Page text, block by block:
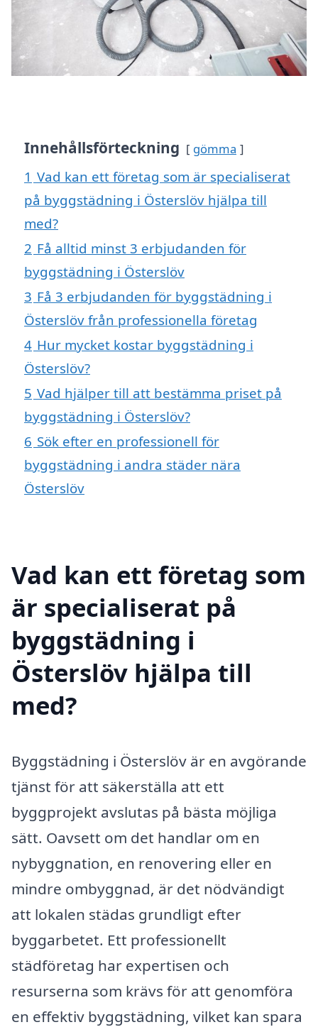
Innehållsförteckning gömma
1 Vad kan ett företag som är specialiserat
på byggstädning i Österslöv hjälpa till
med?
2 Få alltid minst 3 erbjudanden för
byggstädning i Österslöv
3 Få 3 erbjudanden för byggstädning i
Österslöv från professionella företag
4 Hur mycket kostar byggstädning i
Österslöv?
5 Vad hjälper till att bestämma priset på
byggstädning i Österslöv?
6 Sök efter en professionell för
byggstädning i andra städer nära
Österslöv
Vad kan ett företag som
är specialiserat på
byggstädning i
Österslöv hjälpa till
med?
Byggstädning i Österslöv är en avgörande
tjänst för att säkerställa att ett
byggprojekt avslutas på bästa möjliga
sätt. Oavsett om det handlar om en
nybyggnation, en renovering eller en
mindre ombyggnad, är det nödvändigt
att lokalen städas grundligt efter
byggarbetet. Ett professionellt
städföretag har expertisen och
resurserna som krävs för att genomföra
en effektiv byggstädning, vilket kan spara